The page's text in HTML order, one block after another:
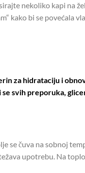
nekoliko kapi na
kako bi se povećala
za hidrataciju i
svih preporuka,
se čuva na sobnoj
upotrebu. Na